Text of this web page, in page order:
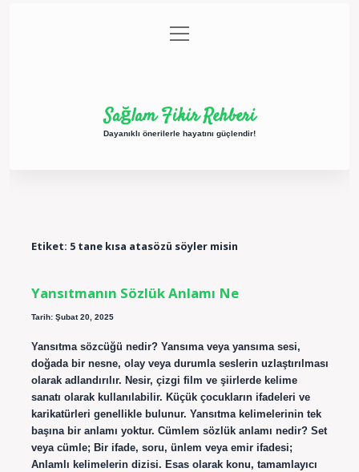
Gizlilik Politikası
menüyü
aç
Sağlam Fikir Rehberi
Dayanıklı önerilerle hayatını güçlendir!
Etiket: 5 tane kısa atasözü söyler misin
Yansıtmanın Sözlük Anlamı Ne
Tarih: Şubat 20, 2025
Yansıtma sözcüğü nedir? Yansıma veya yansıma sesi,
doğada bir nesne, olay veya durumla seslerin uzlaştırılması
olarak adlandırılır. Nesir, çizgi film ve şiirlerde kelime
sanatı olarak kullanılabilir. Küçük çocukların ifadeleri ve
karikatürleri genellikle bulunur. Yansıtma kelimelerinin tek
başına bir anlamı yoktur. Cümlem sözlük anlamı nedir? Set
veya cümle; Bir ifade, soru, ünlem veya emir ifadesi;
Anlamlı kelimelerin dizisi. Esas olarak konu, tamamlayıcı